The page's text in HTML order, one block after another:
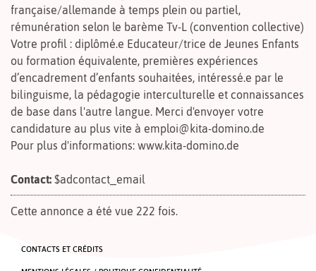
française/allemande à temps plein ou partiel,
rémunération selon le barème Tv-L (convention collective)
Votre profil : diplômé.e Educateur/trice de Jeunes Enfants
ou formation équivalente, premières expériences
d’encadrement d’enfants souhaitées, intéressé.e par le
bilinguisme, la pédagogie interculturelle et connaissances
de base dans l'autre langue. Merci d'envoyer votre
candidature au plus vite à emploi@kita-domino.de
Pour plus d'informations: www.kita-domino.de
Contact: $adcontact_email
Cette annonce a été vue 222 fois.
CONTACTS ET CRÉDITS